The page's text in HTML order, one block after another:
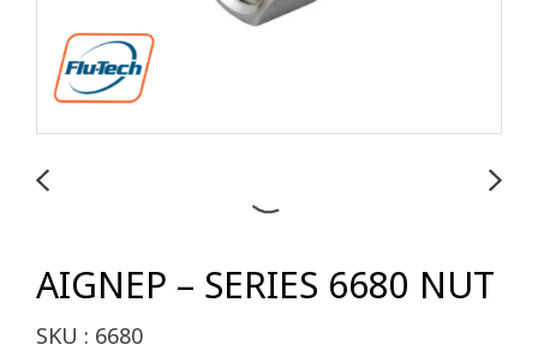
AIGNEP – SERIES 6680 NUT
SKU : 6680